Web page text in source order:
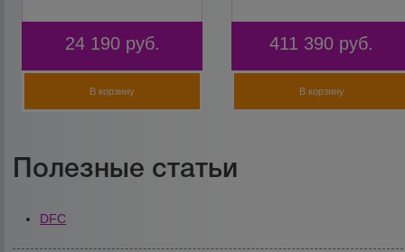
24 190 руб.
В корзину
411 390 руб.
В корзину
Полезные статьи
DFC